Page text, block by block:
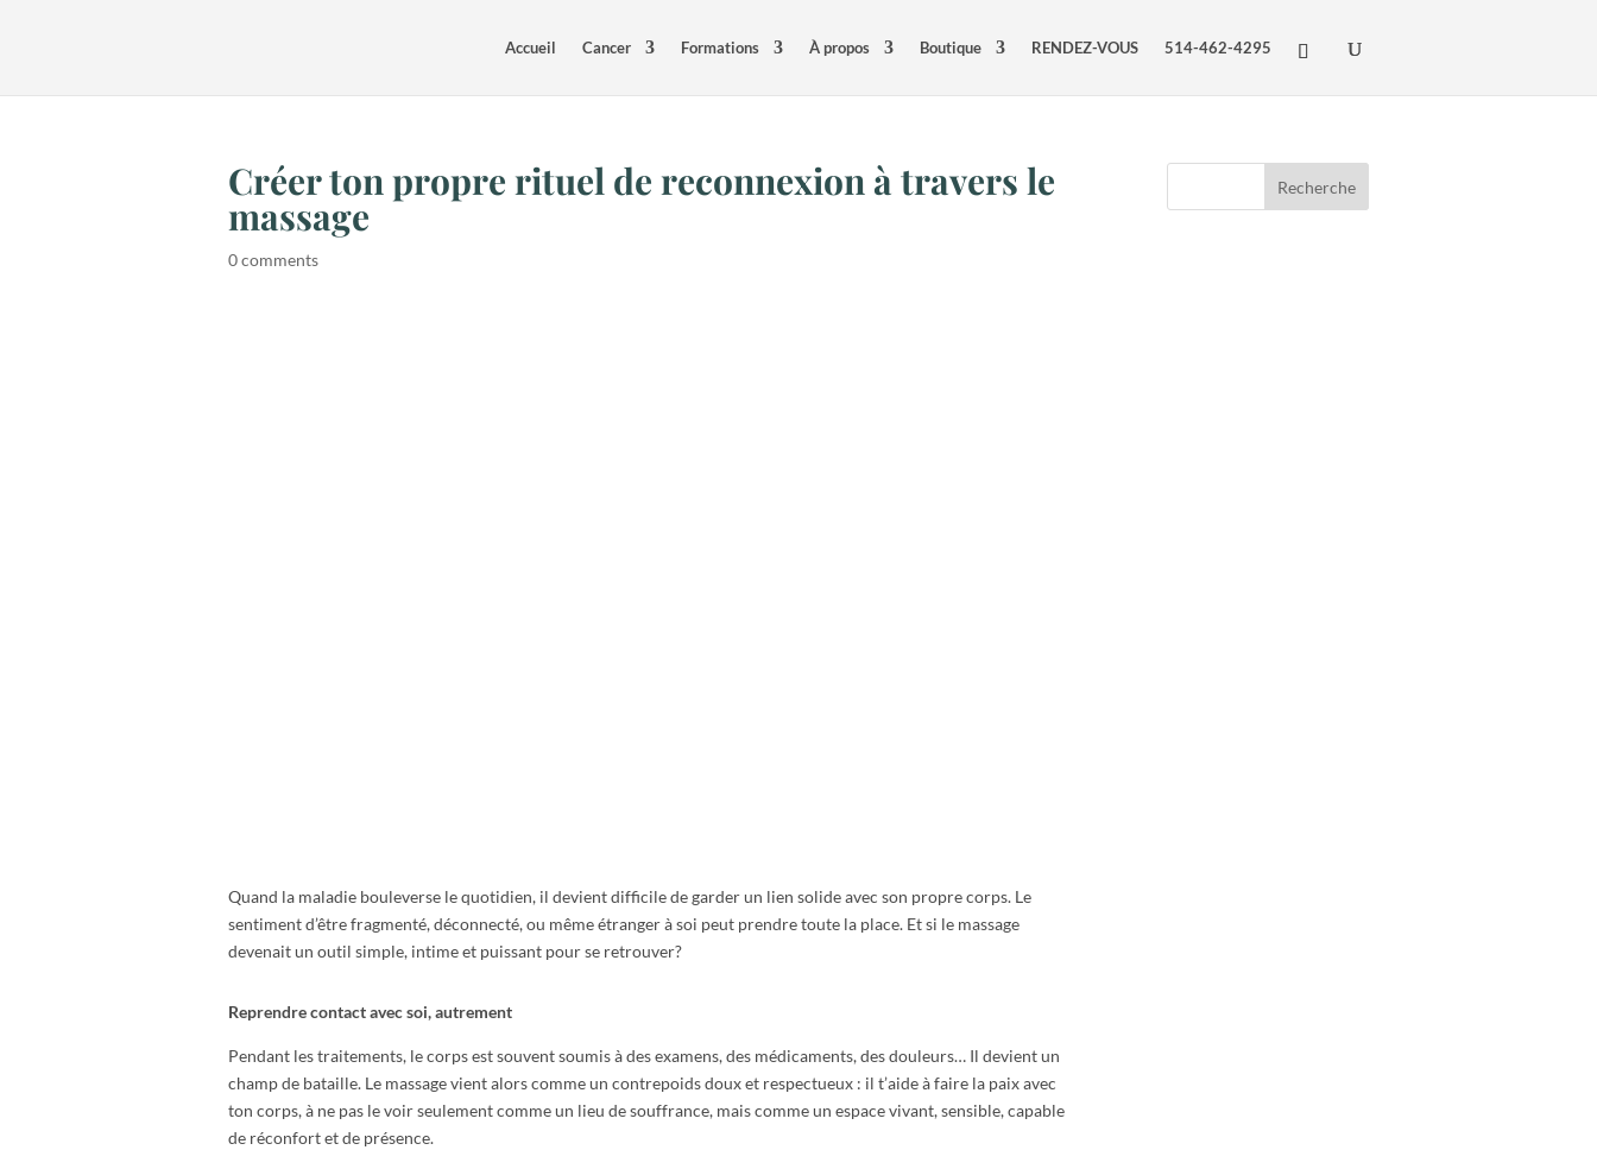
Accueil Cancer Formations À propos Boutique RENDEZ-VOUS 514-462-4295
Créer ton propre rituel de reconnexion à travers le
massage
0 comments
Quand la maladie bouleverse le quotidien, il devient difficile de garder un lien solide avec son propre corps. Le
sentiment d’être fragmenté, déconnecté, ou même étranger à soi peut prendre toute la place. Et si le massage
devenait un outil simple, intime et puissant pour se retrouver?
Reprendre contact avec soi, autrement
Pendant les traitements, le corps est souvent soumis à des examens, des médicaments, des douleurs… Il devient un
champ de bataille. Le massage vient alors comme un contrepoids doux et respectueux : il t’aide à faire la paix avec
ton corps, à ne pas le voir seulement comme un lieu de souffrance, mais comme un espace vivant, sensible, capable
de réconfort et de présence.
Recherche